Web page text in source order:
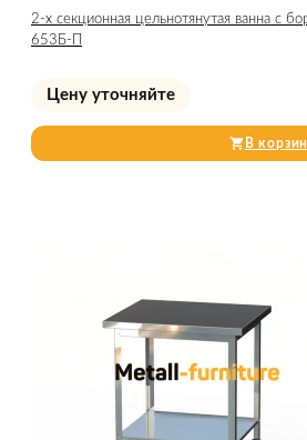
2-х секционная цельнотянутая ванна с
653Б-П
Цену уточняйте
В